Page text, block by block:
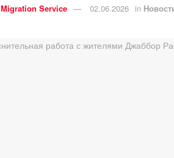
Migration Service 02.06.2026 in